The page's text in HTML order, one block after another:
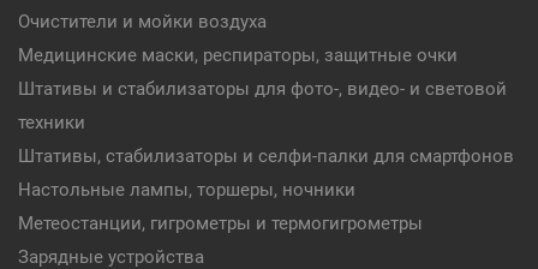
Очистители и мойки воздуха
Медицинские маски, респираторы, защитные очки
Штативы и стабилизаторы для фото-, видео- и световой
техники
Штативы, стабилизаторы и селфи-палки для смартфонов
Настольные лампы, торшеры, ночники
Метеостанции, гигрометры и термогигрометры
Зарядные устройства